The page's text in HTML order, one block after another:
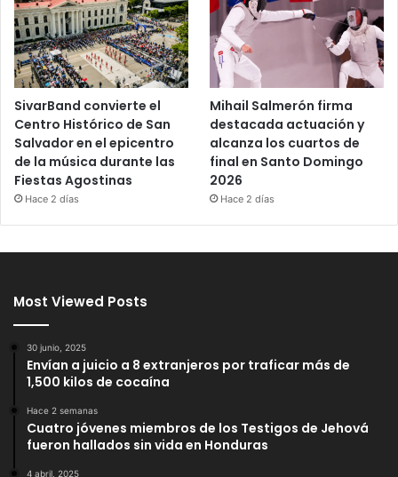
SivarBand convierte el
Centro Histórico de San
Salvador en el epicentro
de la música durante las
Fiestas Agostinas
Hace 2 días
Mihail Salmerón firma
destacada actuación y
alcanza los cuartos de
final en Santo Domingo
2026
Hace 2 días
Most Viewed Posts
30 junio, 2025
Envían a juicio a 8 extranjeros por traficar más de
1,500 kilos de cocaína
Hace 2 semanas
Cuatro jóvenes miembros de los Testigos de Jehová
fueron hallados sin vida en Honduras
4 abril, 2025